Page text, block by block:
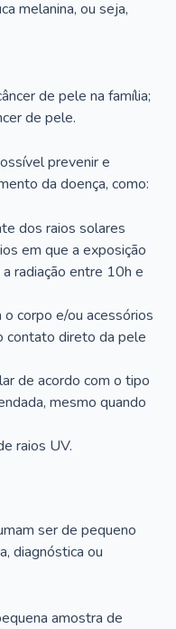
melanina, ou seja,
de pele na família;
de pele.
prevenir e
da doença, como:
dos raios solares
em que a exposição
radiação entre 10h e
corpo e/ou acessórios
contato direto da pele
de acordo com o tipo
mesmo quando
raios UV.
ser de pequeno
diagnóstica ou
amostra de